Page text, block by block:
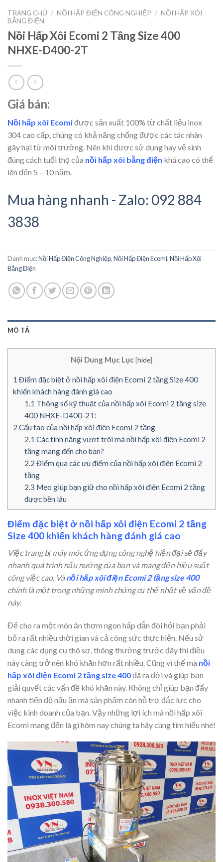
TRANG CHỦ / NỒI HẤP ĐIỆN CÔNG NGHIỆP / NỒI HẤP XÔI
BẰNG ĐIỆN
Nồi Hấp Xôi Ecomi 2 Tầng Size 400
NHXE-D400-2T
Giá bán:
Nồi hấp xôi Ecomiđược sản xuất 100% từ chất liệu inox
304 cao cấp, chúng có khả năng chống được các tác nhân
gây hại từ môi trường. Nên khi được sử dụng hay vệ sinh
đúng cách tuổi thọ của nồi hấp xôi bằng điện khá cao có thể
lên đến 5 – 10 năm.
Mua hàng nhanh - Zalo: 092 884
3838
Danh mục:Nồi Hấp Điện Công Nghiệp,Nồi Hấp Điện Ecomi,Nồi Hấp Xôi
Bằng Điện
MÔ TẢ
Nội Dung Mục Lục[hide]
1 Điểm đặc biệt ở nồi hấp xôi điện Ecomi 2 tầng Size 400
khiến khách hàng đánh giá cao
1.1 Thông số kỹ thuật của nồi hấp xôi Ecomi 2 tầng size
400 NHXE-D400-2T:
2 Cấu tạo của nồi hấp xôi điện Ecomi 2 tầng
2.1 Các tính năng vượt trội mà nồi hấp xôi điện Ecomi 2
tầng mang đến cho bạn?
2.2 Điểm qua các ưu điểm của nồi hấp xôi điện Ecomi 2
tầng
2.3 Mẹo giúp bạn giữ cho nồi hấp xôi điện Ecomi 2 tầng
được bền lâu
Điểm đặc biệt ở nồi hấp xôi điện Ecomi 2 tầng
Size 400 khiến khách hàng đánh giá cao
Việc trang bị máy móc ứng dụng công nghệ hiện đại sẽ đẩy
nhanh quá trình nấu nướng của bạn và mang đến hiệu suất
công việc cao. Vànồi hấp xôi điện Ecomi 2 tầng size 400
chính là một trong những minh chứng cụ thể nhất về vấn đề
này.
Để cho ra một món ăn thơm ngon hấp dẫn đòi hỏi bạn phải
bỏ ra rất nhiều thời gian và cả công sức thực hiện. Nếu sử
dụng các dụng cụ thô sơ, thông thường trước đây thì điều
này càng trở nên khó khăn hơn rất nhiều. Cũng vì thế mà nồi
hấp xôi điện Ecomi 2 tầng size 400đã ra đời và giúp bạn
giải quyết các vấn đề khó khăn này. Không chỉ giúp bạn đẩy
nhanh tiến độ nấu ăn mà sản phẩm còn hỗ trợ đắc lực cho
việc kinh doanh của bạn. Vậy những lợi ích mà nồi hấp xôi
Ecomi mang đến là gì hôm nay chúng ta hãy cùng tìm hiểu nhé!